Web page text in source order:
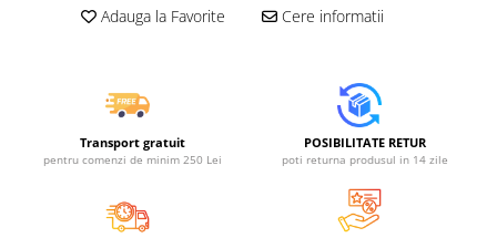
Trenuri cu sine
Vehicule de constructii
Adauga la Favorite Cere informatii
Transport gratuit
pentru comenzi de minim 250 Lei
POSIBILITATE RETUR
poti returna produsul in 14 zile